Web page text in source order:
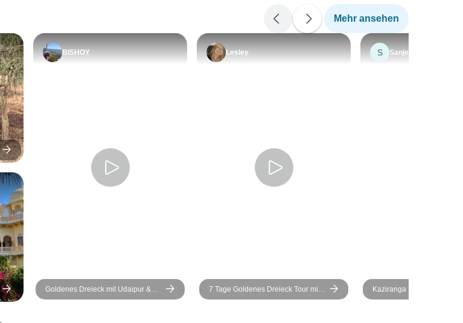
und Jacken (zur
Unterstützung der
Wirtschaft), die
Besichtigung der Städte
und der Landschaft mit
dem Van, die Erfahrung
mit Inlandsflügen und
natürlich das Taj Mahal
angeht. Besonders
erwähnenswert war die
Altstadt von Delhi, das Taj
Mahal und natürlich die
Tiger, deren Brüllen mir
immer im Gedächtnis
geblieben ist und was auf
der Tour erwähnt wurde.
Ich habe Freunde, die
nicht einmal einen Tiger
gesehen haben, und ich
10 Minuten beantwortet. Die
Informationen zu den
Inlandsflügen mit Bordkarten
gesamten Reise haben wir
diese geräumigen Zimmer
Tiger beeindruckend. Der
Khajuraho-Tempel auf
dem Rückweg von
Bandhargav war ein
echter Bonus und eine
Mehr ansehen
BISHOY
Goldenes Dreieck mit Udaipur &
Wildtier-Safari
Lesley
7 Tage Goldenes Dreieck Tour mit
Zugfahrt und Tigern - Delhi Agra
S Sanjeev
Kaziranga National Park